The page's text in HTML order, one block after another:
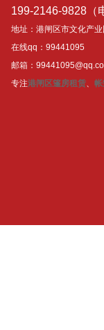
199-2146-9828（
地址：港闸区市文化产
在线qq：99441095
邮箱：
专注港闸区篷房租赁、 帐